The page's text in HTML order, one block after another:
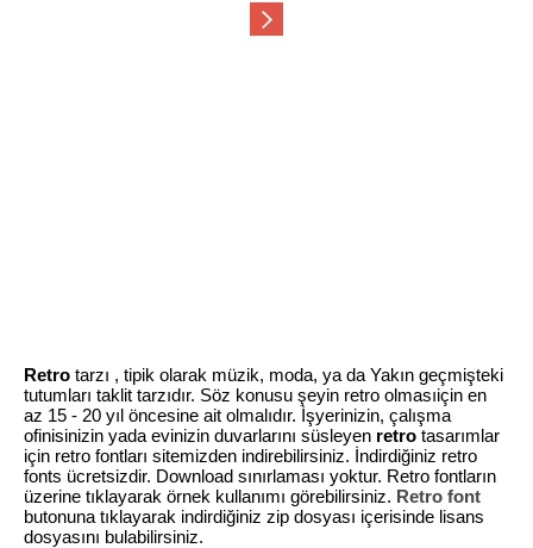
Retro tarzı , tipik olarak müzik, moda, ya da Yakın geçmişteki
tutumları taklit tarzıdır. Söz konusu şeyin retro olmasıiçin en
az 15 - 20 yıl öncesine ait olmalıdır. İşyerinizin, çalışma
ofinisinizin yada evinizin duvarlarını süsleyen retro tasarımlar
için retro fontları sitemizden indirebilirsiniz. İndirdiğiniz retro
fonts ücretsizdir. Download sınırlaması yoktur. Retro fontların
üzerine tıklayarak örnek kullanımı görebilirsiniz. Retro font
butonuna tıklayarak indirdiğiniz zip dosyası içerisinde lisans
dosyasını bulabilirsiniz.